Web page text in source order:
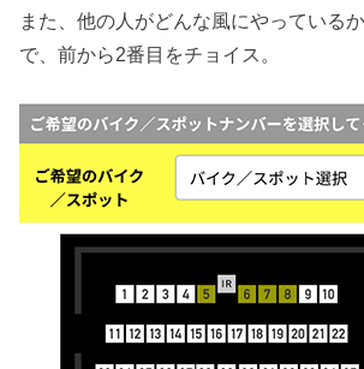
また、他の人がどんな風にやっている
で、前から2番目をチョイス。